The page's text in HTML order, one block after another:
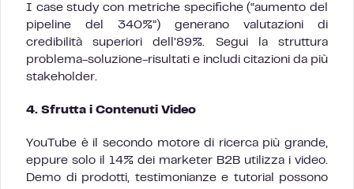
I case study con metriche specifiche (“aumento del
pipeline del 340%”) generano valutazioni di
credibilità superiori dell’89%. Segui la struttura
problema-soluzione-risultati e includi citazioni da più
stakeholder.
4. Sfrutta i Contenuti Video
YouTube è il secondo motore di ricerca più grande,
eppure solo il 14% dei marketer B2B utilizza i video.
Demo di prodotti, testimonianze e tutorial possono